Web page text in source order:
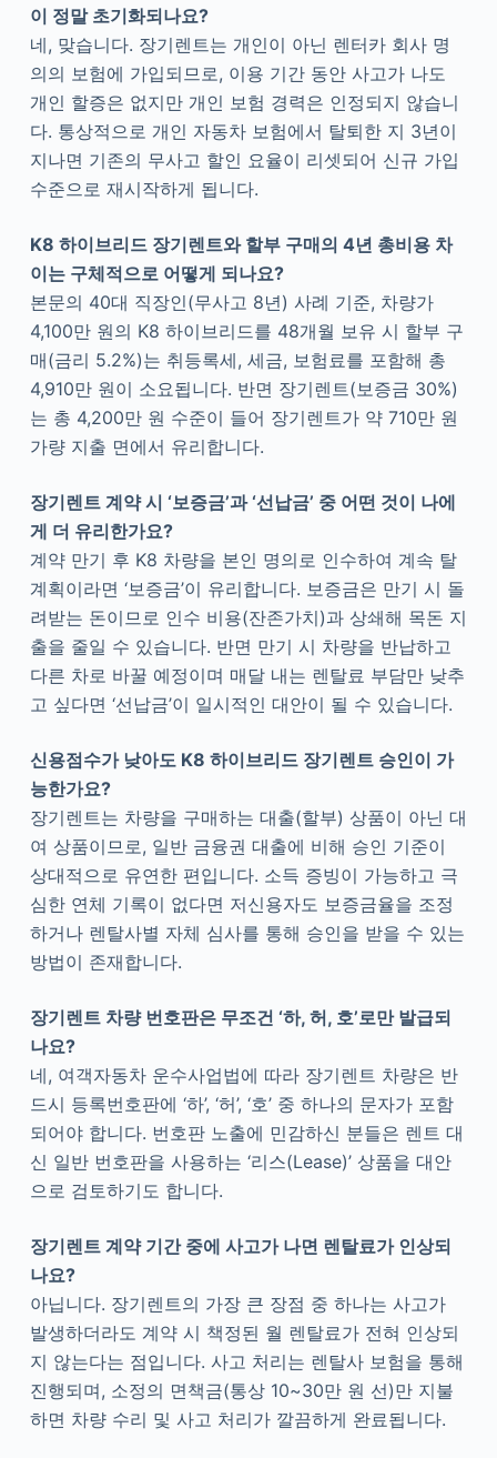
이 정말 초기화되나요?
네, 맞습니다. 장기렌트는 개인이 아닌 렌터카 회사 명
의의 보험에 가입되므로, 이용 기간 동안 사고가 나도
개인 할증은 없지만 개인 보험 경력은 인정되지 않습니
다. 통상적으로 개인 자동차 보험에서 탈퇴한 지 3년이
지나면 기존의 무사고 할인 요율이 리셋되어 신규 가입
수준으로 재시작하게 됩니다.
K8 하이브리드 장기렌트와 할부 구매의 4년 총비용 차
이는 구체적으로 어떻게 되나요?
본문의 40대 직장인(무사고 8년) 사례 기준, 차량가
4,100만 원의 K8 하이브리드를 48개월 보유 시 할부 구
매(금리 5.2%)는 취등록세, 세금, 보험료를 포함해 총
4,910만 원이 소요됩니다. 반면 장기렌트(보증금 30%)
는 총 4,200만 원 수준이 들어 장기렌트가 약 710만 원
가량 지출 면에서 유리합니다.
장기렌트 계약 시 ‘보증금’과 ‘선납금’ 중 어떤 것이 나에
게 더 유리한가요?
계약 만기 후 K8 차량을 본인 명의로 인수하여 계속 탈
계획이라면 ‘보증금’이 유리합니다. 보증금은 만기 시 돌
려받는 돈이므로 인수 비용(잔존가치)과 상쇄해 목돈 지
출을 줄일 수 있습니다. 반면 만기 시 차량을 반납하고
다른 차로 바꿀 예정이며 매달 내는 렌탈료 부담만 낮추
고 싶다면 ‘선납금’이 일시적인 대안이 될 수 있습니다.
신용점수가 낮아도 K8 하이브리드 장기렌트 승인이 가
능한가요?
장기렌트는 차량을 구매하는 대출(할부) 상품이 아닌 대
여 상품이므로, 일반 금융권 대출에 비해 승인 기준이
상대적으로 유연한 편입니다. 소득 증빙이 가능하고 극
심한 연체 기록이 없다면 저신용자도 보증금율을 조정
하거나 렌탈사별 자체 심사를 통해 승인을 받을 수 있는
방법이 존재합니다.
장기렌트 차량 번호판은 무조건 ‘하, 허, 호’로만 발급되
나요?
네, 여객자동차 운수사업법에 따라 장기렌트 차량은 반
드시 등록번호판에 ‘하’, ‘허’, ‘호’ 중 하나의 문자가 포함
되어야 합니다. 번호판 노출에 민감하신 분들은 렌트 대
신 일반 번호판을 사용하는 ‘리스(Lease)’ 상품을 대안
으로 검토하기도 합니다.
장기렌트 계약 기간 중에 사고가 나면 렌탈료가 인상되
나요?
아닙니다. 장기렌트의 가장 큰 장점 중 하나는 사고가
발생하더라도 계약 시 책정된 월 렌탈료가 전혀 인상되
지 않는다는 점입니다. 사고 처리는 렌탈사 보험을 통해
진행되며, 소정의 면책금(통상 10~30만 원 선)만 지불
하면 차량 수리 및 사고 처리가 깔끔하게 완료됩니다.